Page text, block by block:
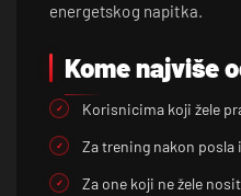
energetskog napitka.
Kome najviše
Korisnicima koji žele
Za trening nakon posla
Za one koji ne žele